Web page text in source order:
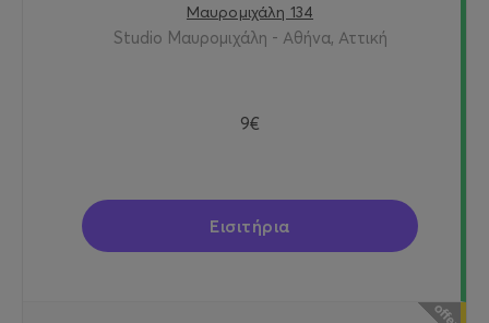
Μαυρομιχάλη 134
Studio Μαυρομιχάλη - Αθήνα, Αττική
9€
Εισιτήρια